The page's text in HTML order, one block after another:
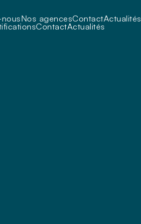
Nos agencesContactActualités
ContactActualités